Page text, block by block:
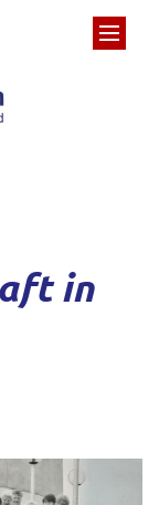
in